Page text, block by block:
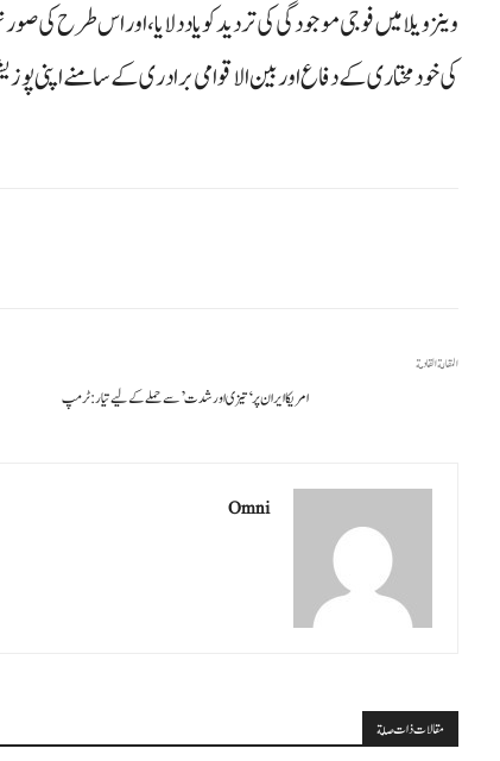
وینزویلا میں فوجی موجودگی کی تردید کو یاد دلایا، اور اس طرح کی
کی خودمختاری کے دفاع اور بین الاقوامی برادری کے سامنے
المقالة القادمة
امریکا ایران پر ‘تیزی اور شدت’ سے حملے کے لیے تیار: ٹرمپ
Omni
مقالات ذات صلة